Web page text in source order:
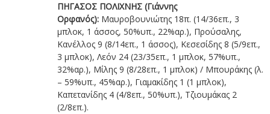
ΠΗΓΑΣΟΣ ΠΟΛΙΧΝΗΣ (Γιάννης
Ορφανός):Μαυροβουνιώτης 18π. (14/36επ., 3
μπλοκ, 1 άσσος, 50%υπ., 22%αρ.), Προύσαλης,
Κανέλλος 9 (8/14επ., 1 άσσος), Κεσεσίδης 8 (5/9επ.,
3 μπλοκ), Λεόν 24 (23/35επ., 1 μπλοκ, 57%υπ.,
32%αρ.), Μίλης 9 (8/28επ., 1 μπλοκ) / Μπουράκης (λ.
– 59%υπ., 45%αρ.), Γιαμακίδης 1 (1 μπλοκ),
Καπετανίδης 4 (4/8επ., 50%υπ.), Τζιουμάκας 2
(2/8επ.).